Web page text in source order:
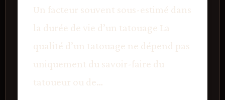
Un facteur souvent sous-estimé dans
la durée de vie d’un tatouage La
qualité d’un tatouage ne dépend pas
uniquement du savoir-faire du
tatoueur ou de…